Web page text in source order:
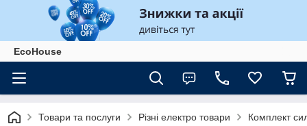
EcoHouse
Товари та послуги Різні електро товари Комплект